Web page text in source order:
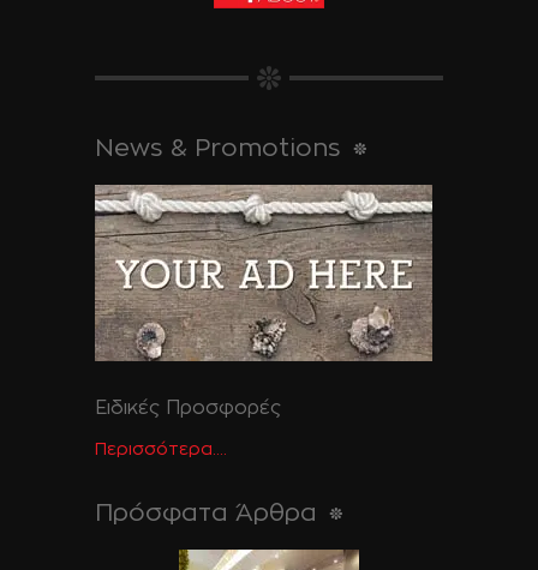
News & Promotions
Ειδικές Προσφορές
Περισσότερα....
Πρόσφατα Άρθρα